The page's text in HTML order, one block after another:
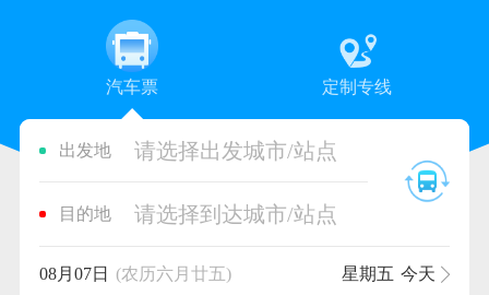
汽车票 定制专线
出发地 请选择出发城市/站点
目的地 请选择到达城市/站点
08月07日 (农历六月廿五) 星期五 今天